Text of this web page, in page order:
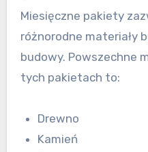
Miesięczne pakiety
różnorodne materiały
budowy. Powszechne
tych pakietach to:
Drewno
Kamień